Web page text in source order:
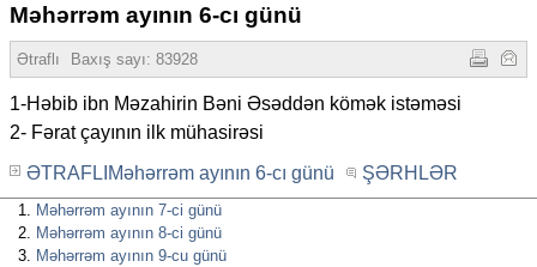
Məhərrəm ayının 6-cı günü
Ətraflı Baxış sayı: 83928
1-Həbib ibn Məzahirin Bəni Əsəddən kömək istəməsi
2- Fərat çayının ilk mühasirəsi
ƏTRAFLIMəhərrəm ayının 6-cı günü
ŞƏRHLƏR
Məhərrəm ayının 7-ci günü
Məhərrəm ayının 8-ci günü
Məhərrəm ayının 9-cu günü